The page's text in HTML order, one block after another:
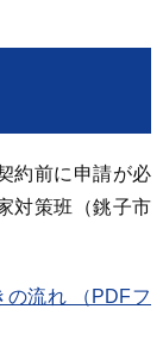
約前に申請が必
対策班（銚子市
流れ （PDFフ